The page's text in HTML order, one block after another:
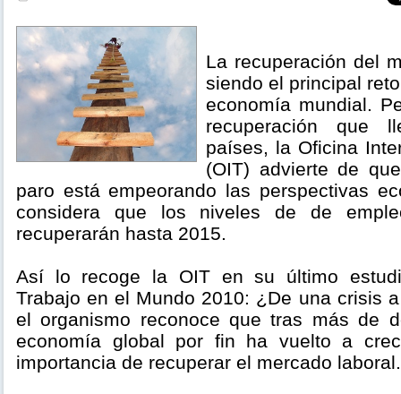
La recuperación del
siendo el principal
economía mundial.
recuperación que
países, la Oficina
(OIT) advierte de
paro está empeorando las perspectivas
considera que los niveles de de
recuperarán hasta 2015.
Así lo recoge la OIT en su último
Trabajo en el Mundo 2010: ¿De una crisis
el organismo reconoce que tras más de
economía global por fin ha vuelto a
importancia de recuperar el mercado laboral.